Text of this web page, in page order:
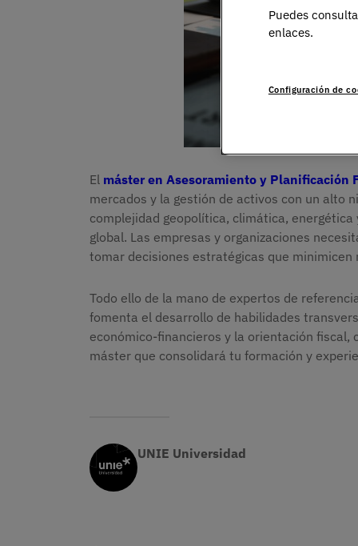
El máster en Asesoramiento y Planificación
mercados y la gestión de activos con un alto
complejidad geopolítica, climática,
global. Las empresas y organizaciones
tomar decisiones estratégicas que
Todo ello de la mano de expertos de
fomenta el desarrollo de habilidades
económico-financieros y la orientación fiscal,
máster que consolidará tu formación y
UNIE Universidad
Puedes
enlaces.
Configuración de